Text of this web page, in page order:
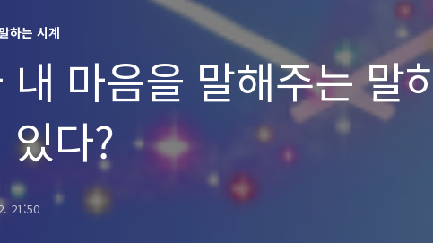
하는 시계
내 마음을 말해주는 말
있다?
21:50